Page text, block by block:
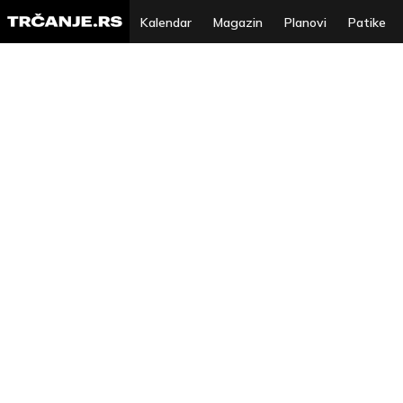
Kalendar Magazin Planovi Patike